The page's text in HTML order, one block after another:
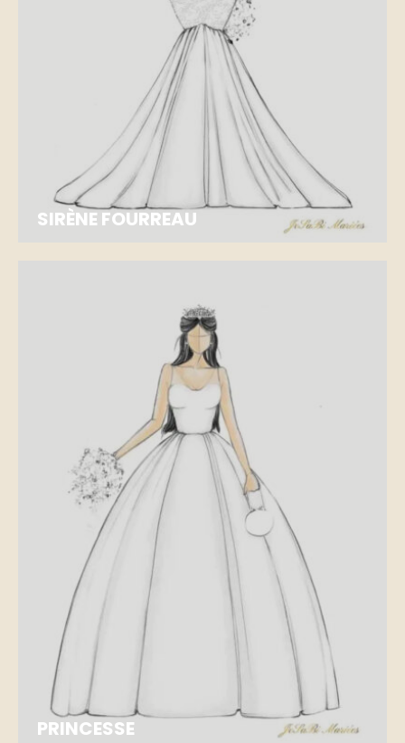
SIRÈNE FOURREAU
PRINCESSE